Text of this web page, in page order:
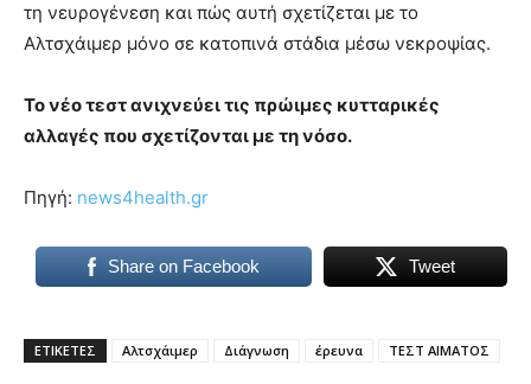
τη νευρογένεση και πώς αυτή σχετίζεται με το
Αλτσχάιμερ μόνο σε κατοπινά στάδια μέσω νεκροψίας.
Το νέο τεστ ανιχνεύει τις πρώιμες κυτταρικές
αλλαγές που σχετίζονται με τη νόσο.
Πηγή: news4health.gr
Share on Facebook Tweet
ΕΤΙΚΕΤΕΣ Αλτσχάιμερ Διάγνωση έρευνα ΤΕΣΤ ΑΙΜΑΤΟΣ